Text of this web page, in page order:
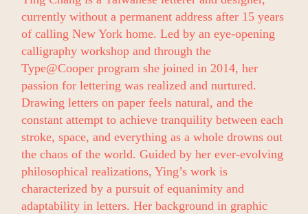
currently without a permanent address after 15 years
of calling New York home. Led by an eye-opening
calligraphy workshop and through the
Type@Cooper program she joined in 2014, her
passion for lettering was realized and nurtured.
Drawing letters on paper feels natural, and the
constant attempt to achieve tranquility between each
stroke, space, and everything as a whole drowns out
the chaos of the world. Guided by her ever-evolving
philosophical realizations, Ying’s work is
characterized by a pursuit of equanimity and
adaptability in letters. Her background in graphic